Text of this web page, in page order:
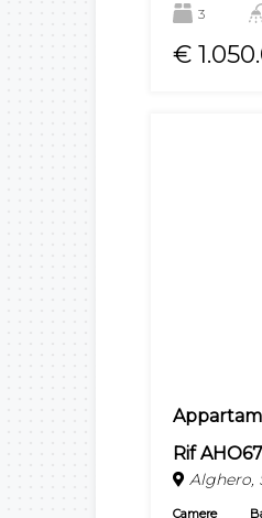
3
€
Rif AHO67
Alghero,
Camere